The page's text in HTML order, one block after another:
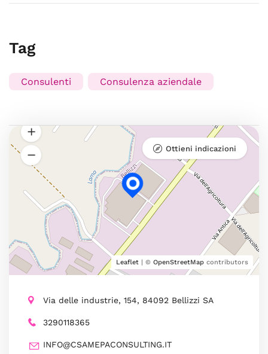
Tag
Consulenti Consulenza aziendale
Leaflet | © OpenStreetMap contributors
Ottieni indicazioni
Via delle industrie, 154, 84092 Bellizzi SA
3290118365
INFO@CSAMEPACONSULTING.IT